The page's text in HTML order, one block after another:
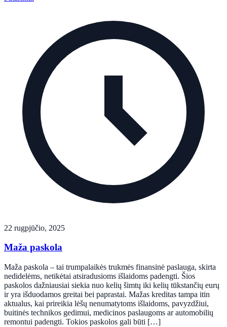
22 rugpjūčio, 2025
Maža paskola
Maža paskola – tai trumpalaikės trukmės finansinė paslauga, skirta
nedidelėms, netikėtai atsiradusioms išlaidoms padengti. Šios
paskolos dažniausiai siekia nuo kelių šimtų iki kelių tūkstančių eurų
ir yra išduodamos greitai bei paprastai. Mažas kreditas tampa itin
aktualus, kai prireikia lėšų nenumatytoms išlaidoms, pavyzdžiui,
buitinės technikos gedimui, medicinos paslaugoms ar automobilių
remontui padengti. Tokios paskolos gali būti […]